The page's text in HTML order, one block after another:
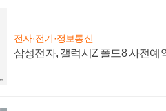
전자·전기·정보통신
삼성전자, 갤럭시Z 폴드8 사전예